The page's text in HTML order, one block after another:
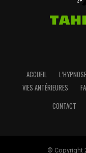
ACCUEIL
VIES ANTÉRIEURES
CONTACT
© Copyright